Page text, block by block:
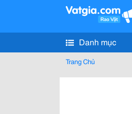
Danh mục
Trang Chủ